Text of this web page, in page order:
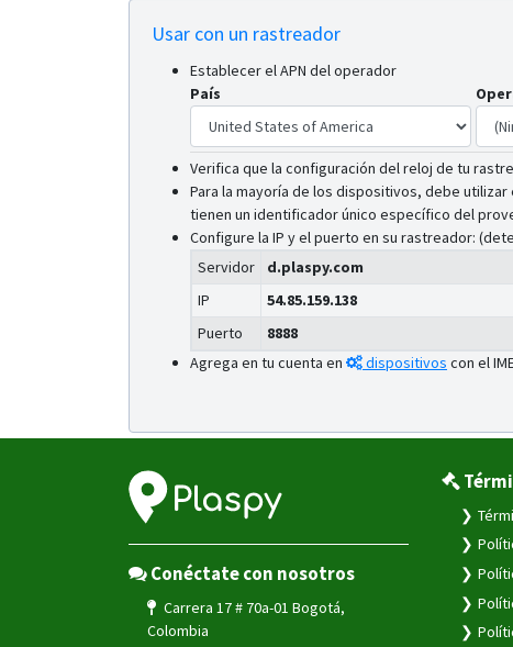
Usar con un rastreador
Establecer el APN del operador
País
Verifica que la configuración del reloj de tu
Para la mayoría de los dispositivos, debe
tienen un identificador único específico del
Configure la IP y el puerto en su rastreador:
Servidor
d.plaspy.com
IP
54.85.159.138
Puerto
8888
Agrega en tu cuenta en
dispositivos con el
Conéctate con nosotros
Carrera 17 # 70a-01 Bogotá,
Colombia